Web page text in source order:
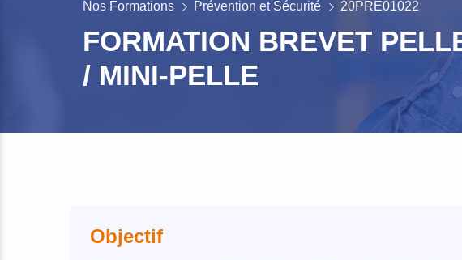
Nos Formations Prévention et Sécurité 20PRE01022
FORMATION BREVET
/ MINI-PELLE
Objectif